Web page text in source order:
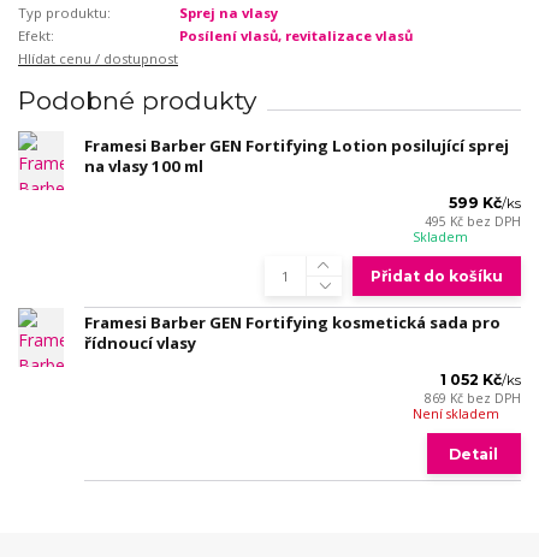
Typ produktu:
Sprej na vlasy
Efekt:
Posílení vlasů, revitalizace vlasů
Hlídat cenu / dostupnost
Podobné produkty
Framesi Barber GEN Fortifying Lotion posilující sprej
na vlasy 100 ml
599 Kč/ks
495 Kč bez DPH
Skladem
Přidat do košíku
Framesi Barber GEN Fortifying kosmetická sada pro
řídnoucí vlasy
1 052 Kč/ks
869 Kč bez DPH
Není skladem
Detail